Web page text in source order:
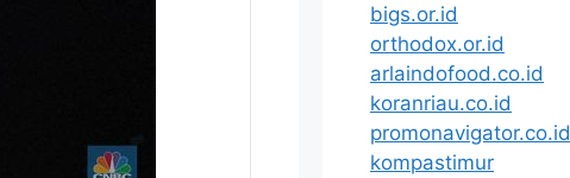
bigs.or.id
orthodox.or.id
arlaindofood.co.id
koranriau.co.id
promonavigator.co.id
kompastimur